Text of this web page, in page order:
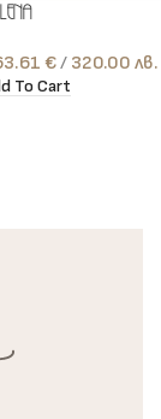
€ лв.
To Cart